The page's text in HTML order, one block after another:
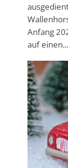
Anfang
auf einen...